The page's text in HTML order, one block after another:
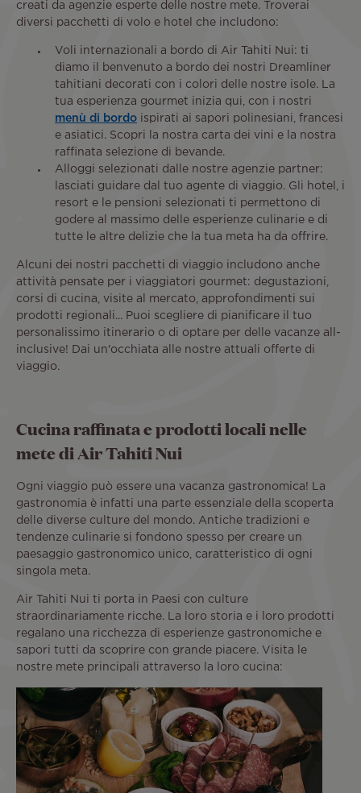
creati da agenzie esperte delle nostre mete. Troverai
diversi pacchetti di volo e hotel che includono:
Voli internazionali a bordo di Air Tahiti Nui: ti
diamo il benvenuto a bordo dei nostri Dreamliner
tahitiani decorati con i colori delle nostre isole. La
tua esperienza gourmet inizia qui, con i nostri
menù di bordo ispirati ai sapori polinesiani, francesi
e asiatici. Scopri la nostra carta dei vini e la nostra
raffinata selezione di bevande.
Alloggi selezionati dalle nostre agenzie partner:
lasciati guidare dal tuo agente di viaggio. Gli hotel, i
resort e le pensioni selezionati ti permettono di
godere al massimo delle esperienze culinarie e di
tutte le altre delizie che la tua meta ha da offrire.
Alcuni dei nostri pacchetti di viaggio includono anche
attività pensate per i viaggiatori gourmet: degustazioni,
corsi di cucina, visite al mercato, approfondimenti sui
prodotti regionali... Puoi scegliere di pianificare il tuo
personalissimo itinerario o di optare per delle vacanze all-
inclusive! Dai un'occhiata alle nostre attuali offerte di
viaggio.
Cucina raffinata e prodotti locali nelle
mete di Air Tahiti Nui
Ogni viaggio può essere una vacanza gastronomica! La
gastronomia è infatti una parte essenziale della scoperta
delle diverse culture del mondo. Antiche tradizioni e
tendenze culinarie si fondono spesso per creare un
paesaggio gastronomico unico, caratteristico di ogni
singola meta.
Air Tahiti Nui ti porta in Paesi con culture
straordinariamente ricche. La loro storia e i loro prodotti
regalano una ricchezza di esperienze gastronomiche e
sapori tutti da scoprire con grande piacere. Visita le
nostre mete principali attraverso la loro cucina: